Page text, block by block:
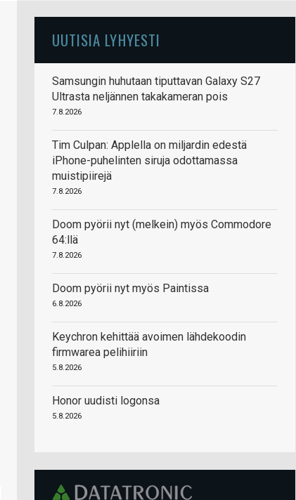
UUTISIA LYHYESTI
Samsungin huhutaan tiputtavan Galaxy S27
Ultrasta neljännen takakameran pois
7.8.2026
Tim Culpan: Applella on miljardin edestä
iPhone-puhelinten siruja odottamassa
muistipiirejä
7.8.2026
Doom pyörii nyt (melkein) myös Commodore
64:llä
7.8.2026
Doom pyörii nyt myös Paintissa
6.8.2026
Keychron kehittää avoimen lähdekoodin
firmwarea pelihiiriin
5.8.2026
Honor uudisti logonsa
5.8.2026